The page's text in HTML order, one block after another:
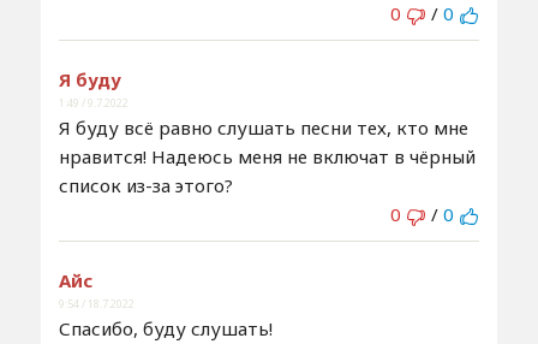
0
/ 0
Я буду
1:49 / 9.7.2022
Я буду всё равно слушать песни тех, кто мне
нравится! Надеюсь меня не включат в чёрный
список из-за этого?
0
/ 0
Айс
9:54 / 18.7.2022
Спасибо, буду слушать!